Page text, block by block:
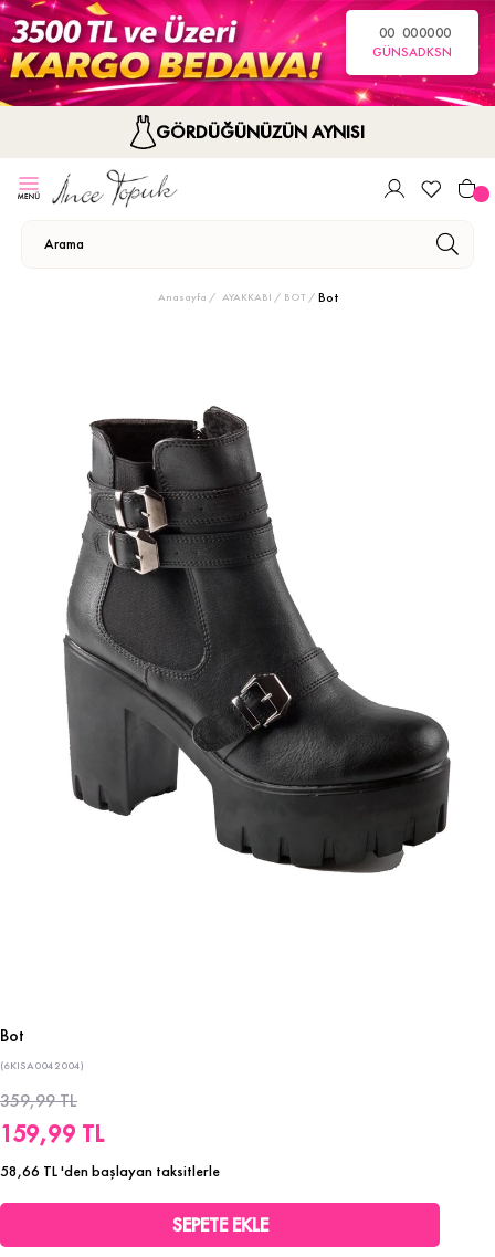
00
GÜN
00
SA
00
DK
00
SN
GÖRDÜĞÜNÜZÜN AYNISI
Anasayfa AYAKKABI BOT Bot
Bot
(6KISA0042004)
359,99 TL
159,99 TL
58,66 TL'den başlayan taksitlerle